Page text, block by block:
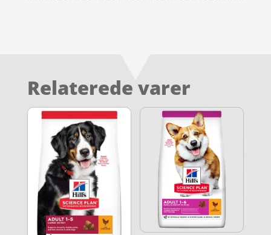
Relaterede varer